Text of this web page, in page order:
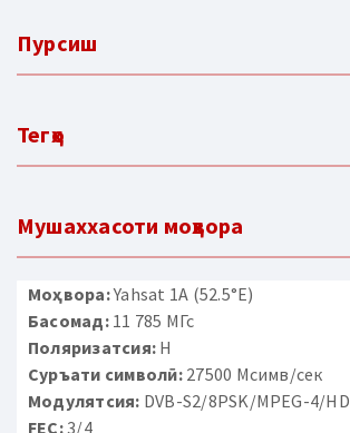
Пурсиш
Тегҳо
Мушаххасоти моҳвора
Моҳвора:Yahsat 1A (52.5°E)
Басомад:11 785 МГс
Поляризатсия: H
Суръати символӣ:27500 Мсимв/сек
Модулятсия: DVB-S2/8PSK/MPEG-4/HD
FEC:3/4